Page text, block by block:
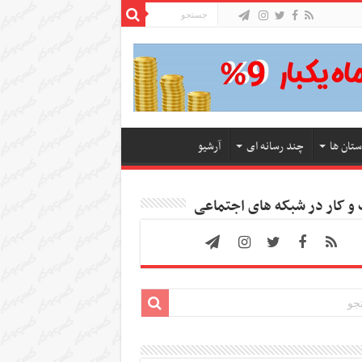
ها چند رسانه ای آرشیو
کار در شبکه های اجتماعی